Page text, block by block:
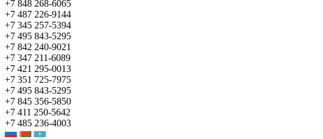
+7 848 268-6065
+7 487 226-9144
+7 345 257-5394
+7 495 843-5295
+7 842 240-9021
+7 347 211-6089
+7 421 295-0013
+7 351 725-7975
+7 495 843-5295
+7 845 356-5850
+7 411 250-5642
+7 485 236-4003